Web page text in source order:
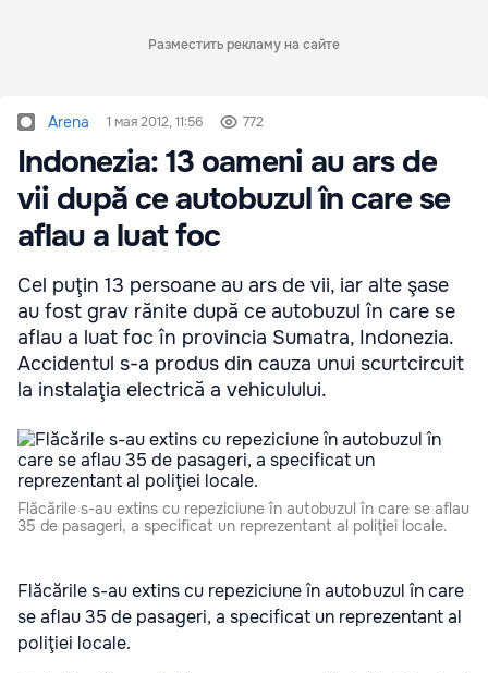
Разместить рекламу на сайте
Arena 1 мая 2012, 11:56 772
Indonezia: 13 oameni au ars de
vii după ce autobuzul în care se
aflau a luat foc
Cel puţin 13 persoane au ars de vii, iar alte şase
au fost grav rănite după ce autobuzul în care se
aflau a luat foc în provincia Sumatra, Indonezia.
Accidentul s-a produs din cauza unui scurtcircuit
la instalaţia electrică a vehiculului.
Flăcările s-au extins cu repeziciune în autobuzul în care se aflau
35 de pasageri, a specificat un reprezentant al poliţiei locale.
Flăcările s-au extins cu repeziciune în autobuzul în care
se aflau 35 de pasageri, a specificat un reprezentant al
poliţiei locale.